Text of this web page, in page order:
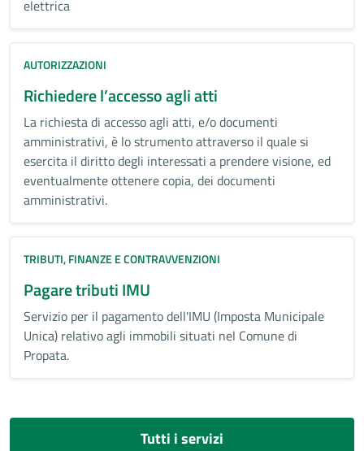
elettrica
AUTORIZZAZIONI
Richiedere l’accesso agli atti
La richiesta di accesso agli atti, e/o documenti
amministrativi, è lo strumento attraverso il quale si
esercita il diritto degli interessati a prendere visione, ed
eventualmente ottenere copia, dei documenti
amministrativi.
TRIBUTI, FINANZE E CONTRAVVENZIONI
Pagare tributi IMU
Servizio per il pagamento dell'IMU (Imposta Municipale
Unica) relativo agli immobili situati nel Comune di
Propata.
Tutti i servizi